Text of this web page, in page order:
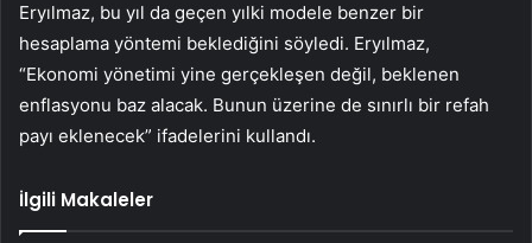
Eryılmaz, bu yıl da geçen yılki modele benzer bir
hesaplama yöntemi beklediğini söyledi. Eryılmaz,
“Ekonomi yönetimi yine gerçekleşen değil, beklenen
enflasyonu baz alacak. Bunun üzerine de sınırlı bir refah
payı eklenecek” ifadelerini kullandı.
İlgili Makaleler